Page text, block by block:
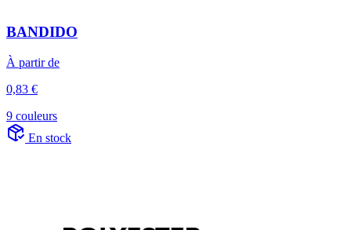
BANDIDO
À partir de
0,83 €
9 couleurs
En stock